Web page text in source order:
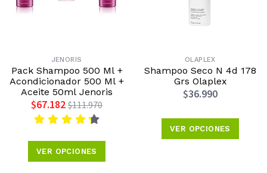
JENORIS
Pack Shampoo 500 Ml +
Acondicionador 500 Ml +
Aceite 50ml Jenoris
$67.182 $111.970
VER OPCIONES
OLAPLEX
Shampoo Seco N 4d 178
Grs Olaplex
$36.990
VER OPCIONES